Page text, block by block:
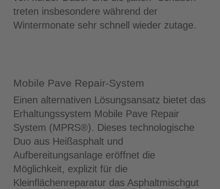
treten insbesondere während der
Wintermonate sehr schnell wieder zutage.
Mobile Pave Repair-System
Einen alternativen Lösungsansatz bietet das
Erhaltungssystem Mobile Pave Repair
System (MPRS®). Dieses technologische
Duo aus Heißasphalt und
Aufbereitungsanlage eröffnet die
Möglichkeit, explizit für die
Kleinflächenreparatur das Asphaltmischgut